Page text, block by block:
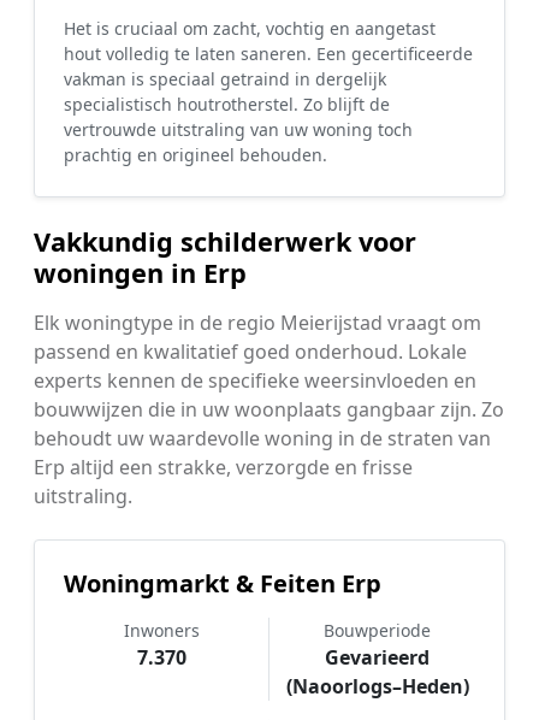
Het is cruciaal om zacht, vochtig en aangetast
hout volledig te laten saneren. Een gecertificeerde
vakman is speciaal getraind in dergelijk
specialistisch houtrotherstel. Zo blijft de
vertrouwde uitstraling van uw woning toch
prachtig en origineel behouden.
Vakkundig schilderwerk voor
woningen in Erp
Elk woningtype in de regio Meierijstad vraagt om
passend en kwalitatief goed onderhoud. Lokale
experts kennen de specifieke weersinvloeden en
bouwwijzen die in uw woonplaats gangbaar zijn. Zo
behoudt uw waardevolle woning in de straten van
Erp altijd een strakke, verzorgde en frisse
uitstraling.
Woningmarkt & Feiten Erp
Inwoners
7.370
Bouwperiode
Gevarieerd
(Naoorlogs–Heden)